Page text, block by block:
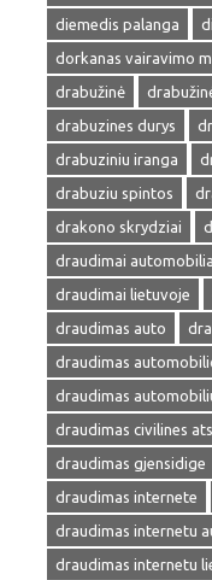
diemedis palanga
dorkanas vairavimo
drabužinė
drabuzines durys
drabuziniu iranga
drabuziu spintos
drakono skrydziai
draudimai
draudimai lietuvoje
draudimas auto
draudimas
draudimas
draudimas civilines
draudimas gjensidige
draudimas internete
draudimas internetu
draudimas internetu